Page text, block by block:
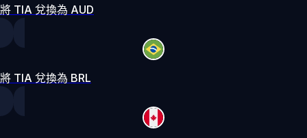
將 TIA 兌換為 AUD
將 TIA 兌換為 BRL